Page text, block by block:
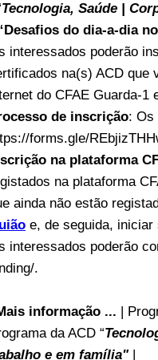
Tecnologia, Saúde |
do dia-a-dia
interessados poderão
na(s) ACD que
do CFAE Guarda-1
de inscrição: Os
forms.gle/
na plataforma
na plataforma
ainda não estão
e, de seguida,
interessados poderão
.
informação ... |
da ACD “
e em família"|